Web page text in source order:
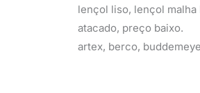
lençol liso, lençol
atacado, preço baixo.
artex, berco,